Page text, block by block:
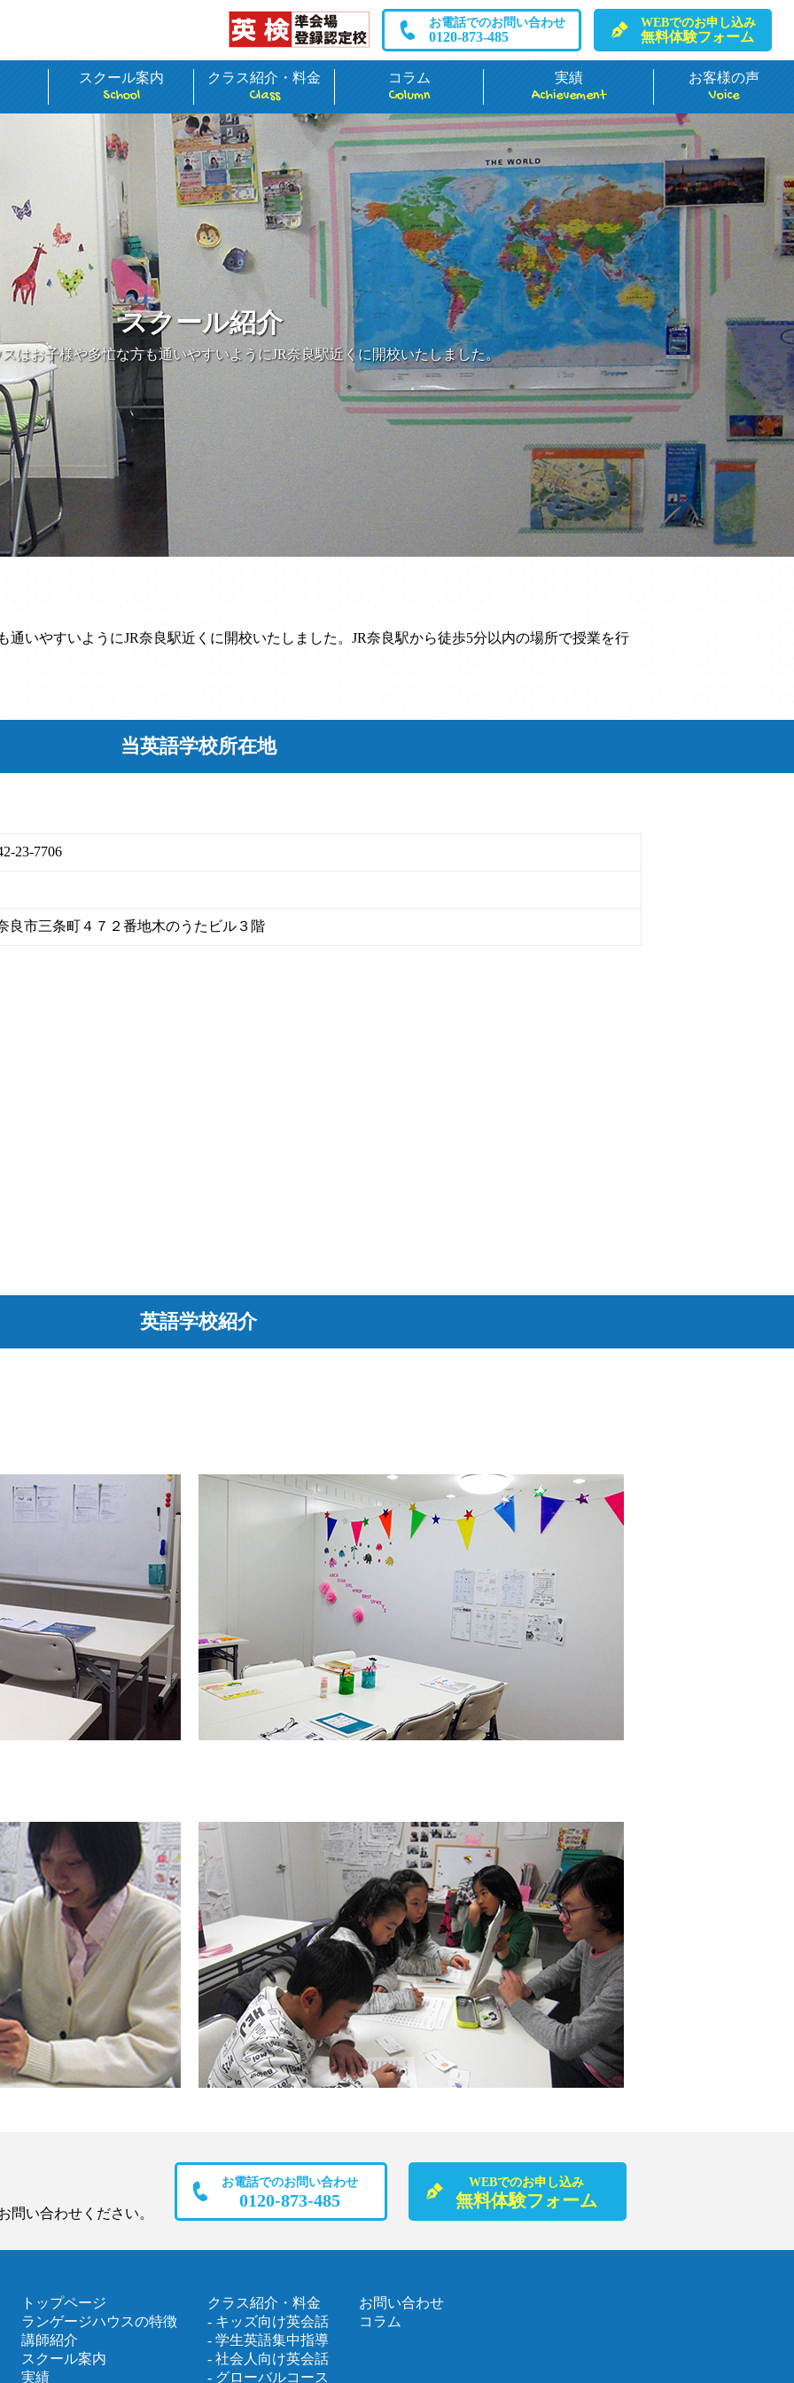
お電話でのお問い合わせ
0120-873-485
WEBでのお申し込み
無料体験フォーム
スクール案内
School
クラス紹介・料金
Class
コラム
Column
実績
Achievement
お客様の声
Voice
スクール紹介
はお子様や多忙な方も通いやすいようにJR奈良駅近くに開校いたしました。
通いやすいようにJR奈良駅近くに開校いたしました。JR奈良駅から徒歩5分以内の場所で授業を行
当英語学校所在地
23-7706
良市三条町４７２番地木のうたビル３階
英語学校紹介
問い合わせください。
お電話でのお問い合わせ
0120-873-485
WEBでのお申し込み
無料体験フォーム
トップページ
ランゲージハウスの特徴
講師紹介
スクール案内
実績
クラス紹介・料金
- キッズ向け英会話
- 学生英語集中指導
- 社会人向け英会話
- グローバルコース
お問い合わせ
コラム